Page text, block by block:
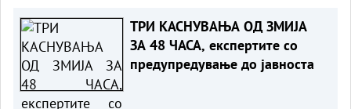
ТРИ КАСНУВАЊА ОД ЗМИЈА
ЗА 48 ЧАСА, експертите со
предупредување до јавноста